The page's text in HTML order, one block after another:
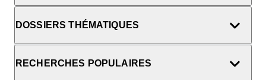
DOSSIERS THÉMATIQUES
RECHERCHES POPULAIRES